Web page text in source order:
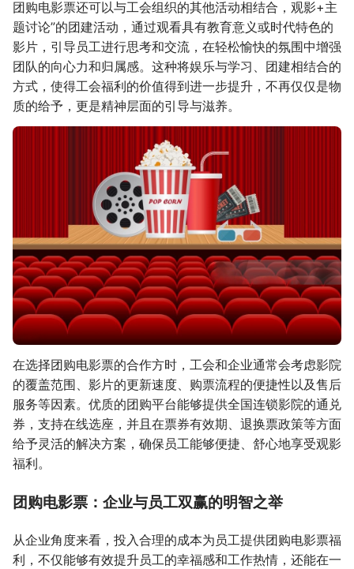
团购电影票还可以与工会组织的其他活动相结合，观影+主
题讨论”的团建活动，通过观看具有教育意义或时代特色的
影片，引导员工进行思考和交流，在轻松愉快的氛围中增强
团队的向心力和归属感。这种将娱乐与学习、团建相结合的
方式，使得工会福利的价值得到进一步提升，不再仅仅是物
质的给予，更是精神层面的引导与滋养。
在选择团购电影票的合作方时，工会和企业通常会考虑影院
的覆盖范围、影片的更新速度、购票流程的便捷性以及售后
服务等因素。优质的团购平台能够提供全国连锁影院的通兑
券，支持在线选座，并且在票券有效期、退换票政策等方面
给予灵活的解决方案，确保员工能够便捷、舒心地享受观影
福利。
团购电影票：企业与员工双赢的明智之举
从企业角度来看，投入合理的成本为员工提供团购电影票福
利，不仅能够有效提升员工的幸福感和工作热情，还能在一